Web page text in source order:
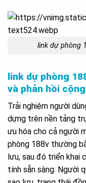
link dự phòng
link dự phòng
và phản hồi
Trải nghiệm người
dựng trên nền tảng
ưu hóa cho cả người
phòng 188v thường
lưu, sau đó triển khai
tính sẵn sàng. Người